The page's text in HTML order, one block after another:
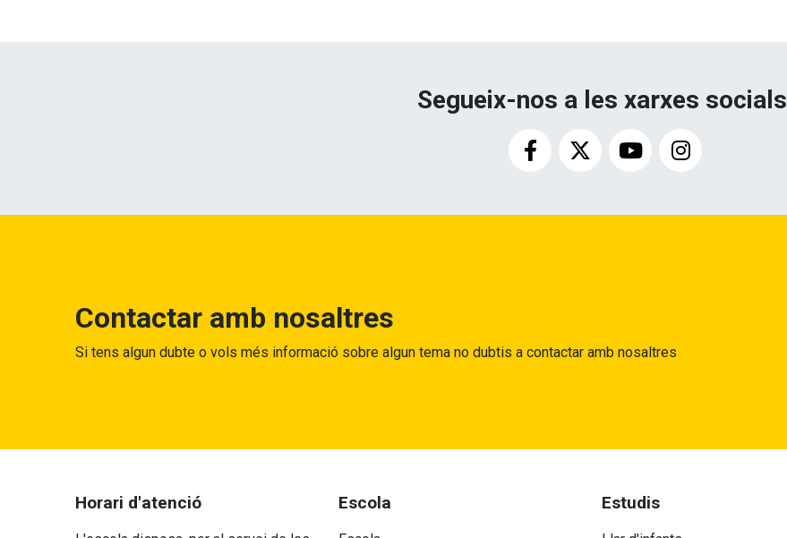
Segueix-nos a les xarxes socials
Contactar amb nosaltres
Si tens algun dubte o vols més informació sobre algun tema no dubtis a contactar amb nosaltres
Horari d'atenció Escola Estudis